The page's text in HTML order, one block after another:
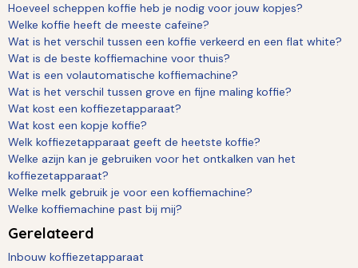
Hoeveel scheppen koffie heb je nodig voor jouw kopjes?
Welke koffie heeft de meeste cafeïne?
Wat is het verschil tussen een koffie verkeerd en een flat white?
Wat is de beste koffiemachine voor thuis?
Wat is een volautomatische koffiemachine?
Wat is het verschil tussen grove en fijne maling koffie?
Wat kost een koffiezetapparaat?
Wat kost een kopje koffie?
Welk koffiezetapparaat geeft de heetste koffie?
Welke azijn kan je gebruiken voor het ontkalken van het
koffiezetapparaat?
Welke melk gebruik je voor een koffiemachine?
Welke koffiemachine past bij mij?
Gerelateerd
Inbouw koffiezetapparaat